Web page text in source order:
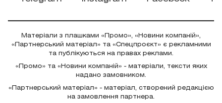
Матеріали з плашками «Промо», «Новини компаній»,
«Партнерський матеріал» та «Спецпроєкт» є рекламними
та публікуються на правах реклами.
«Промо» та «Новини компаній» - матеріали, тексти яких
надано замовником.
«Партнерський матеріал» - матеріал, створений редакцією
на замовлення партнера.